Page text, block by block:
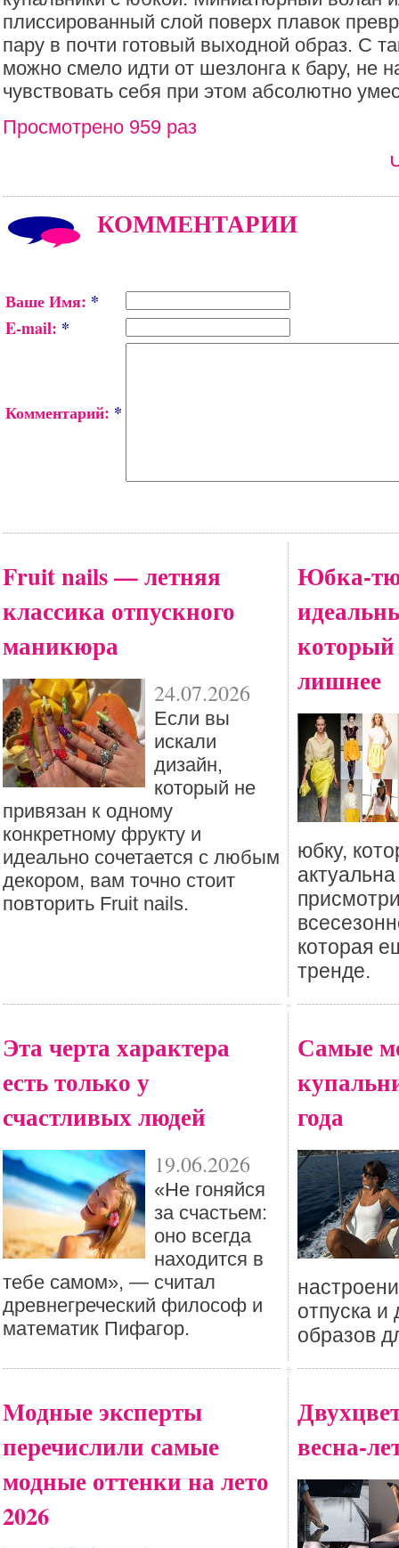
плиссированный слой поверх плавок
пару в почти готовый выходной образ. С
можно смело идти от шезлонга к бару, не
чувствовать себя при этом абсолютно
Просмотрено 959 раз
КОММЕНТАРИИ
Ваше Имя: *
E-mail: *
Комментарий: *
Fruit nails — летняя
классика отпускного
маникюра
24.07.2026
Eсли вы
искали
дизайн,
который не
привязан к одному
конкретному фрукту и
идеально сочетается с любым
декором, вам точно стоит
повторить Fruit nails.
Юбка-
лишнее
юбку,
которая
тренде.
Эта черта характера
есть только у
счастливых людей
19.06.2026
«Не гоняйся
за счастьем:
оно всегда
находится в
тебе самом», — считал
древнегреческий философ и
математик Пифагор.
Самые
года
отпуска
образов
Mодные эксперты
перечислили самые
модные оттенки на лето
2026
весна-